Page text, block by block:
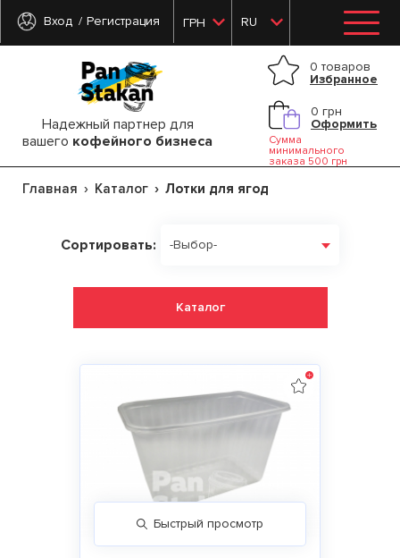
Вход Регистрация ГРН RU
Надежный партнер для
вашего кофейного бизнеса
0 товаров
Избранное
0 грн
Оформить
Сумма
минимального
заказа 500 грн
Главная Каталог Лотки для ягод
Сортировать: -Выбор-
Каталог
Быстрый просмотр